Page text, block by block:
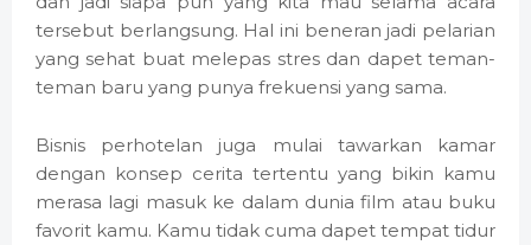
tersebut berlangsung. Hal ini beneran jadi pelarian
yang sehat buat melepas stres dan dapet teman-
teman baru yang punya frekuensi yang sama.
Bisnis perhotelan juga mulai tawarkan kamar
dengan konsep cerita tertentu yang bikin kamu
merasa lagi masuk ke dalam dunia film atau buku
favorit kamu. Kamu tidak cuma dapet tempat tidur